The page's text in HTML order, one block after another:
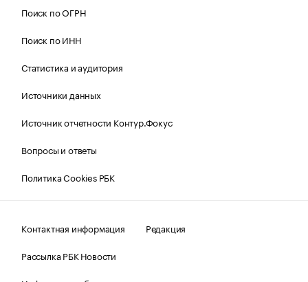
Поиск по ОГРН
Поиск по ИНН
Статистика и аудитория
Источники данных
Источник отчетности Контур.Фокус
Вопросы и ответы
Политика Cookies РБК
Контактная информация
Редакция
Рассылка РБК Новости